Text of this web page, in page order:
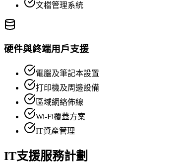
文檔管理系統
硬件與終端用戶支援
電腦及筆記本設置
打印機及周邊設備
區域網絡佈線
Wi-Fi覆蓋方案
IT資產管理
IT支援服務計劃